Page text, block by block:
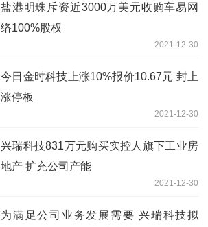
盐港明珠斥资近3000万美元收购车易网
络100%股权
2021-12-30
今日金时科技上涨10%报价10.67元 封上
涨停板
2021-12-30
兴瑞科技831万元购买实控人旗下工业房
地产 扩充公司产能
2021-12-30
为满足公司业务发展需要 兴瑞科技拟